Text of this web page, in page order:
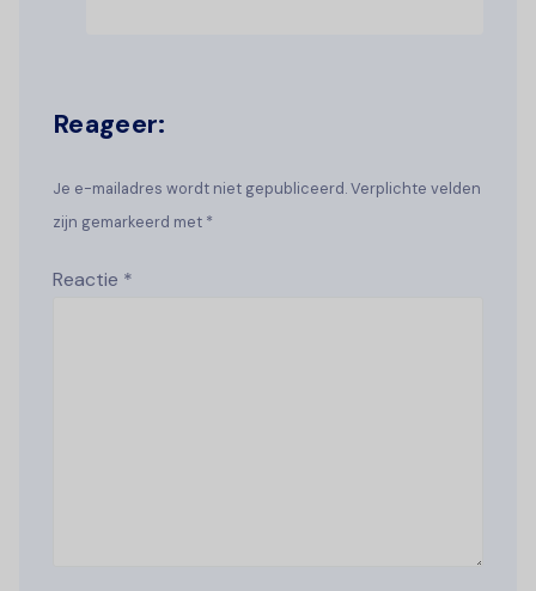
Reageer:
Je e-mailadres wordt niet gepubliceerd. Verplichte velden
zijn gemarkeerd met *
Reactie *